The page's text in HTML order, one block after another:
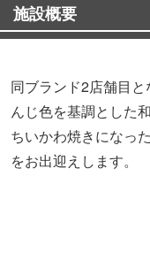
施設概要
同ブランド2店舗目
んじ色を基調とした
ちいかわ焼きになっ
をお出迎えします。
「ちいかわ焼き」と
あんやクリームをた